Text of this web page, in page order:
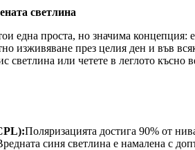
светлина
една проста, но значима концепция:
изживяване през целия ден и във
светлина или четете в леглото късно
:Поляризацията достига 90% от
синя светлина е намалена с